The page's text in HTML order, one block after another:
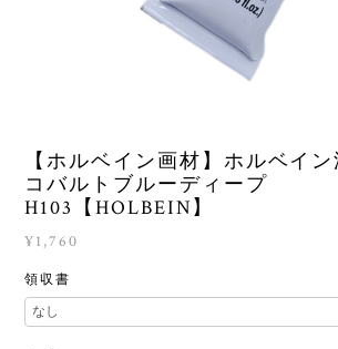
【ホルベイン画材】ホルベイ
コバルトブルーディープ
H103【HOLBEIN】
¥1,760
領収書